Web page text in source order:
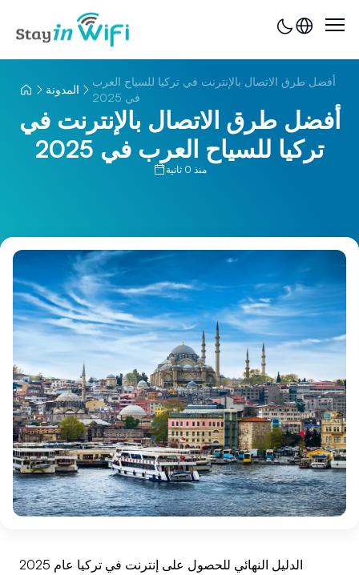
المدونة
أفضل طرق الاتصال بالإنترنت في تركيا للسياح العرب
في 2025
أفضل طرق الاتصال بالإنترنت في
تركيا للسياح العرب في 2025
منذ 0 ثانية
الدليل النهائي للحصول على إنترنت في تركيا عام 2025